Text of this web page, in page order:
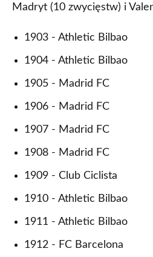
Madryt (10 zwycięstw) i
1903 - Athletic Bilbao
1904 - Athletic Bilbao
1905 - Madrid FC
1906 - Madrid FC
1907 - Madrid FC
1908 - Madrid FC
1909 - Club Ciclista
1910 - Athletic Bilbao
1911 - Athletic Bilbao
1912 - FC Barcelona